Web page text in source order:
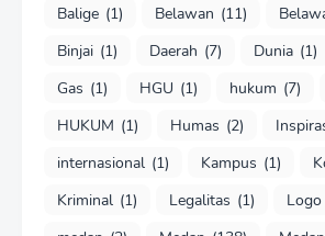
Balige (1) Belawan (11)
Binjai (1) Daerah (7) Dunia (1)
Gas (1) HGU (1) hukum (7)
HUKUM (1) Humas (2)
internasional (1) Kampus (1)
Kriminal (1) Legalitas (1) Logo